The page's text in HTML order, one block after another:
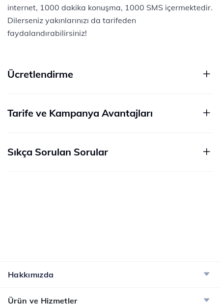
internet, 1000 dakika konuşma, 1000 SMS içermektedir.
Dilerseniz yakınlarınızı da tarifeden
faydalandırabilirsiniz!
Ücretlendirme
Tarife ve Kampanya Avantajları
Sıkça Sorulan Sorular
Hakkımızda
Ürün ve Hizmetler